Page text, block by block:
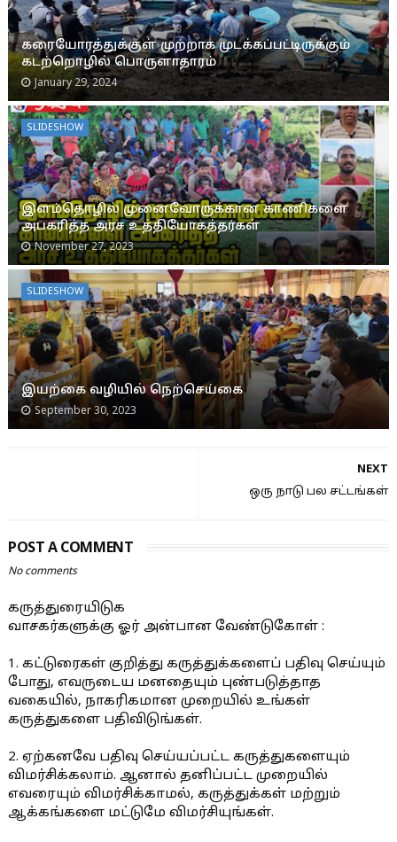
கரையோரத்துக்குள் முற்றாக முடக்கப்பட்டிருக்கும்
கடற்றொழில் பொருளாதாரம்
January 29, 2024
SLIDESHOW
இளம்தொழில் முனைவோருக்கான காணிகளை
அபகரித்த அரச உத்தியோகத்தர்கள்
November 27, 2023
SLIDESHOW
இயற்கை வழியில் நெற்செய்கை
September 30, 2023
NEXT
ஒரு நாடு பல சட்டங்கள்
POST A COMMENT
No comments
கருத்துரையிடுக
வாசகர்களுக்கு ஓர் அன்பான வேண்டுகோள் :
1. கட்டுரைகள் குறித்து கருத்துக்களைப் பதிவு செய்யும்
போது, எவருடைய மனதையும் புண்படுத்தாத
வகையில், நாகரிகமான முறையில் உங்கள்
கருத்துகளை பதிவிடுங்கள்.
2. ஏற்கனவே பதிவு செய்யப்பட்ட கருத்துகளையும்
விமர்சிக்கலாம். ஆனால் தனிப்பட்ட முறையில்
எவரையும் விமர்சிக்காமல், கருத்துக்கள் மற்றும்
ஆக்கங்களை மட்டுமே விமர்சியுங்கள்.